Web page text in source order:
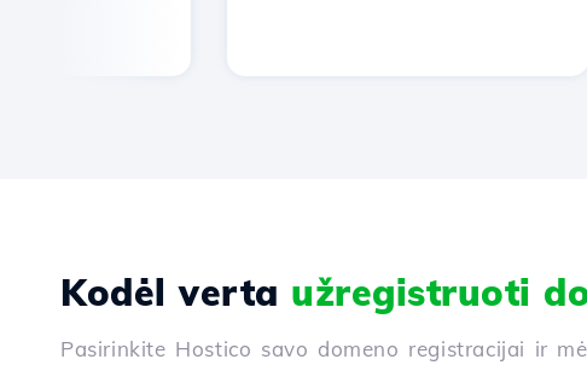
Kodėl verta užregistruoti
Pasirinkite Hostico savo domeno registracijai ir